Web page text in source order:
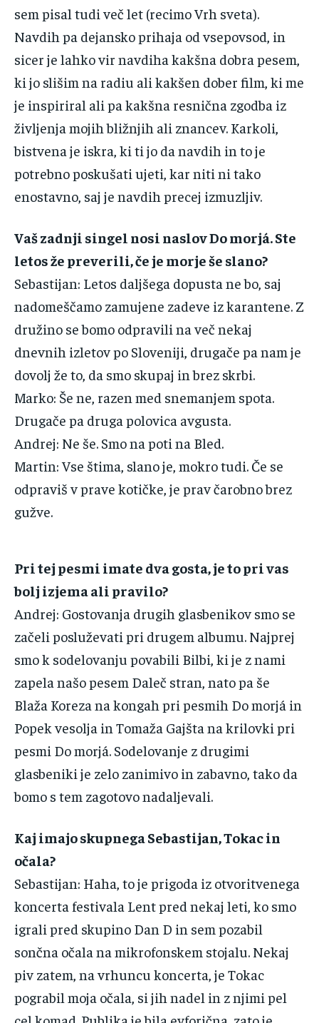
‌sem‌ ‌pisal‌ ‌tudi‌ ‌več‌ ‌let‌ ‌(recimo‌ ‌Vrh‌ ‌sveta).‌
‌Navdih‌ ‌pa‌ ‌dejansko‌ ‌prihaja‌ ‌od‌ ‌vsepovsod,‌ ‌in‌
‌sicer‌ ‌je‌ ‌lahko‌ ‌vir‌ ‌navdiha‌ ‌kakšna‌ ‌dobra‌ ‌pesem,‌
‌ki‌ ‌jo‌ ‌slišim‌ ‌na‌ ‌radiu‌ ‌ali‌ ‌kakšen‌ ‌dober‌ ‌film,‌ ‌ki‌ ‌me‌
‌je‌ ‌inspiriral‌ ‌ali‌ ‌pa‌ ‌kakšna‌ ‌resnična‌ ‌zgodba‌ ‌iz‌
‌življenja‌ ‌mojih‌ ‌bližnjih‌ ‌ali‌ ‌znancev.‌ ‌Karkoli,‌
‌bistvena‌ ‌je‌ ‌iskra,‌ ‌ki‌ ‌ti‌ ‌jo‌ ‌da‌ ‌navdih‌ ‌in‌ ‌to‌ ‌je‌
‌potrebno‌ ‌poskušati‌ ‌ujeti,‌ ‌kar‌ ‌niti‌ ‌ni‌ ‌tako‌
‌enostavno,‌ ‌saj‌ ‌je‌ ‌navdih‌ ‌precej‌ ‌izmuzljiv.‌ ‌ ‌
Vaš‌ ‌zadnji‌ ‌singel‌ ‌nosi‌ ‌naslov‌ ‌Do‌ ‌morjá.‌ ‌Ste‌
‌letos‌ ‌že‌ ‌preverili,‌ ‌če‌ ‌je‌ ‌morje‌ ‌še‌ ‌slano?‌ ‌
Sebastijan‌:‌ ‌Letos‌ ‌daljšega‌ ‌dopusta‌ ‌ne‌ ‌bo,‌ ‌saj‌
‌nadomeščamo‌ ‌zamujene‌ ‌zadeve‌ ‌iz‌ ‌karantene.‌ ‌Z‌
‌družino‌ ‌se‌ ‌bomo‌ ‌odpravili‌ ‌na‌ ‌več‌ ‌nekaj‌
‌dnevnih‌ ‌izletov‌ ‌po‌ ‌Sloveniji,‌ ‌drugače‌ ‌pa‌ ‌nam‌ ‌je‌
‌dovolj‌ ‌že‌ ‌to,‌ ‌da‌ ‌smo‌ ‌skupaj‌ ‌in‌ ‌brez‌ ‌skrbi.‌ ‌
Marko‌:‌ ‌Še‌ ‌ne,‌ ‌razen‌ ‌med‌ ‌snemanjem‌ ‌spota.‌
‌Drugače‌ ‌pa‌ ‌druga‌ ‌polovica‌ ‌avgusta.‌ ‌
Andrej‌:‌ ‌Ne‌ ‌še.‌ ‌Smo‌ ‌na‌ ‌poti‌ ‌na‌ ‌Bled.‌ ‌
Martin‌:‌ ‌Vse‌ ‌štima,‌ ‌slano‌ ‌je,‌ ‌mokro‌ ‌tudi.‌ ‌Če‌ ‌se‌
‌odpraviš‌ ‌v‌ ‌prave‌ ‌kotičke,‌ ‌je‌ ‌prav‌ ‌čarobno‌ ‌brez‌
‌gužve.‌
Pri‌ ‌tej‌ ‌pesmi‌ ‌imate‌ ‌dva‌ ‌gosta,‌ ‌je‌ ‌to‌ ‌pri‌ ‌vas‌
‌bolj‌ ‌izjema‌ ‌ali‌ ‌pravilo?‌ ‌ ‌
Andrej‌:‌ ‌Gostovanja‌ ‌drugih‌ ‌glasbenikov‌ ‌smo‌ ‌se‌
‌začeli‌ ‌posluževati‌ ‌pri‌ ‌drugem‌ ‌albumu.‌ ‌Najprej‌
‌smo‌ ‌k‌ ‌sodelovanju‌ ‌povabili‌ ‌Bilbi,‌ ‌ki‌ ‌je‌ ‌z‌ ‌nami‌
‌zapela‌ ‌našo‌ ‌pesem‌ ‌Daleč‌ ‌stran,‌ ‌nato‌ ‌pa‌ ‌še‌
‌Blaža‌ ‌Koreza‌ ‌na‌ ‌kongah‌ ‌pri‌ ‌pesmih‌ ‌Do‌ ‌morj‌á‌ ‌in‌
‌Popek‌ ‌vesolja‌ ‌in‌ ‌Tomaža‌ ‌Gajšta‌ ‌na‌ ‌krilovki‌ ‌pri‌
‌pesmi‌ ‌‌Do‌ ‌morj‌á.‌ ‌Sodelovanje‌ ‌z‌ ‌drugimi‌
‌glasbeniki‌ ‌je‌ ‌zelo‌ ‌zanimivo‌ ‌in‌ ‌zabavno‌, tako da
bomo‌ ‌‌s‌ ‌tem‌ ‌zagotovo‌ ‌nadaljevali.‌ ‌ ‌
Kaj‌ ‌imajo‌ ‌skupnega‌ ‌Sebastijan,‌ ‌Tokac‌ ‌in‌
‌očala?‌ ‌
Sebastijan‌:‌ ‌Haha,‌ ‌to‌ ‌je‌ ‌prigoda‌ ‌iz‌ ‌otvoritvenega‌
‌koncerta‌ ‌festivala‌ ‌Lent‌ ‌pred‌ ‌nekaj‌ ‌leti,‌ ‌ko‌ ‌smo‌
‌igrali‌ ‌pred‌ ‌skupino‌ ‌Dan‌ ‌D‌ ‌in‌ ‌sem‌ ‌pozabil‌
‌sončna‌ ‌očala‌ ‌na‌ ‌mikrofonskem‌ ‌stojalu.‌ ‌Nekaj‌
‌piv‌ ‌zatem,‌ ‌na‌ ‌vrhuncu‌ ‌koncerta,‌ ‌je‌ ‌Tokac‌
‌pograbil‌ ‌moja‌ ‌očala,‌ ‌si‌ ‌jih‌ ‌nadel‌ ‌in‌ ‌z‌ ‌njimi‌ ‌pel‌